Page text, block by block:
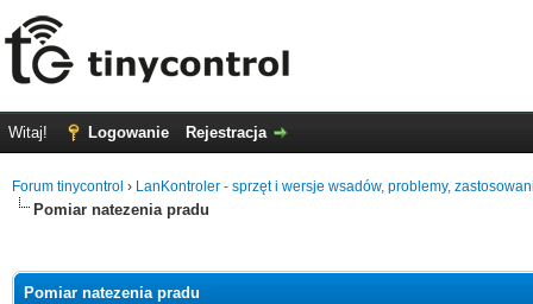
Witaj! Logowanie Rejestracja
Forum tinycontrol › LanKontroler - sprzęt i wersje wsadów, problemy,
Pomiar natezenia pradu
Pomiar natezenia pradu